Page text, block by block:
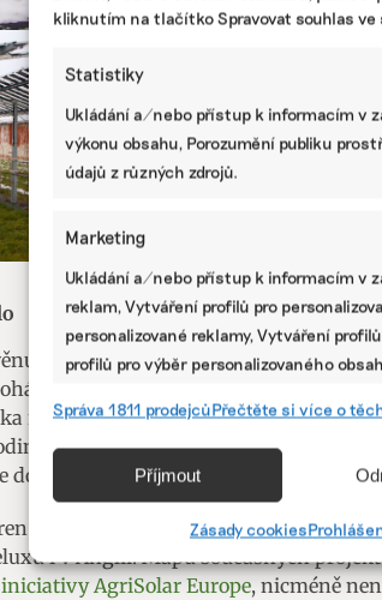
kliknutím na tlačítko Spravovat souhlas ve
Statistiky
Ukládání a/nebo přístup k informacím v
výkonu obsahu, Porozumění publiku
údajů z různých zdrojů.
Marketing
Ukládání a/nebo přístup k informacím v
reklam, Vytváření profilů pro
personalizované reklamy, Vytváření
profilů pro výběr personalizovaného
Přiřazování a kombinování údajů z jiných
zařízení, Identifikace zařízení na
Správa 1811 prodejcůPřečtěte si více o
Příjmout
Zásady cookies
+4
agrovoltaice už od roku 2009. Z
se rozrostla a aktuálně umisťuje
regionech Francie. Právě tyto první
pod nimi. Soudě podle pohledu na
dobrým směrem.
v západní Evropě přibývá. Desítky se
i v Anglii. Mapu současných
AgriSolar Europe, nicméně